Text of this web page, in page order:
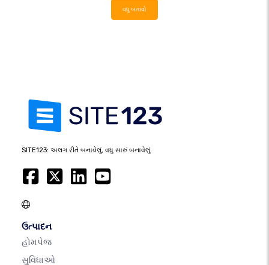
વધુ બતાવો
SITE123: અલગ રીતે બનાવેલું, વધુ સારું બનાવેલું.
ઉત્પાદન
હોમપેજ
સુવિધાઓ